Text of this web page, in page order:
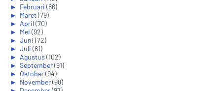
► Februari (86)
► Maret(79)
► April(70)
► Mei (92)
► Juni (72)
► Juli (81)
► Agustus (102)
► September(91)
► Oktober(94)
► November(98)